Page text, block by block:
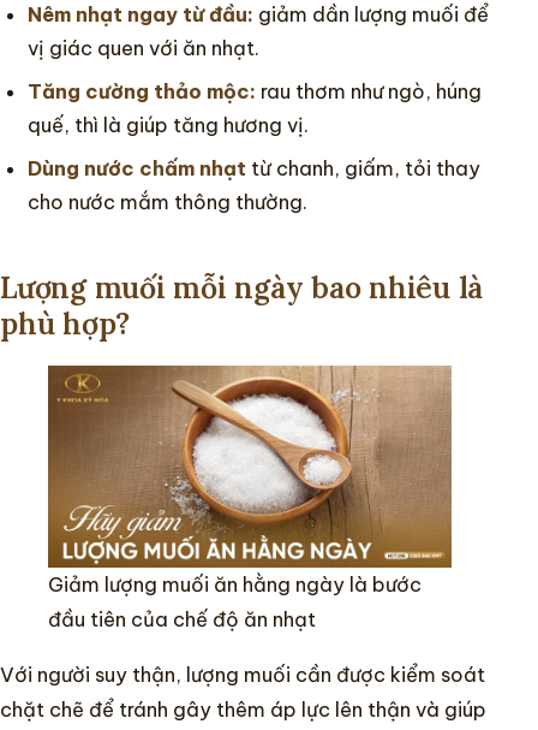
Nêm nhạt ngay từ đầu: giảm dần lượng muối để
vị giác quen với ăn nhạt.
Tăng cường thảo mộc: rau thơm như ngò, húng
quế, thì là giúp tăng hương vị.
Dùng nước chấm nhạt từ chanh, giấm, tỏi thay
cho nước mắm thông thường.
Lượng muối mỗi ngày bao nhiêu là
phù hợp?
Giảm lượng muối ăn hằng ngày là bước
đầu tiên của chế độ ăn nhạt
Với người suy thận, lượng muối cần được kiểm soát
chặt chẽ để tránh gây thêm áp lực lên thận và giúp